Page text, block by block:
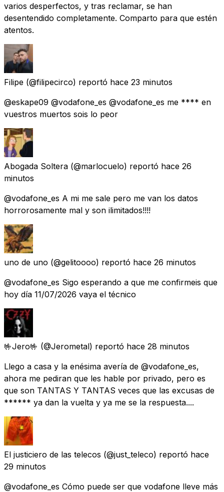
varios desperfectos, y tras reclamar, se han
desentendido completamente. Comparto para que estén
atentos.
Filipe (@filipecirco) reportó hace 23 minutos
@eskape09 @vodafone_es @vodafone_es me **** en
vuestros muertos sois lo peor
Abogada Soltera (@marlocuelo) reportó hace 26
minutos
@vodafone_es A mi me sale pero me van los datos
horrorosamente mal y son ilimitados!!!!
uno de uno (@gelitoooo) reportó hace 26 minutos
@vodafone_es Sigo esperando a que me confirmeis que
hoy día 11/07/2026 vaya el técnico
🤟Jero🤟 (@Jerometal) reportó hace 28 minutos
Llego a casa y la enésima avería de @vodafone_es,
ahora me pediran que les hable por privado, pero es
que son TANTAS Y TANTAS veces que las excusas de
****** ya dan la vuelta y ya me se la respuesta....
El justiciero de las telecos (@just_teleco) reportó hace
29 minutos
@vodafone_es Cómo puede ser que vodafone lleve más